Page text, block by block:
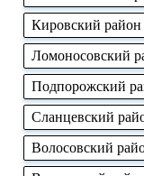
Кировский район
Ломоносовский
Подпорожский
Сланцевский
Волосовский